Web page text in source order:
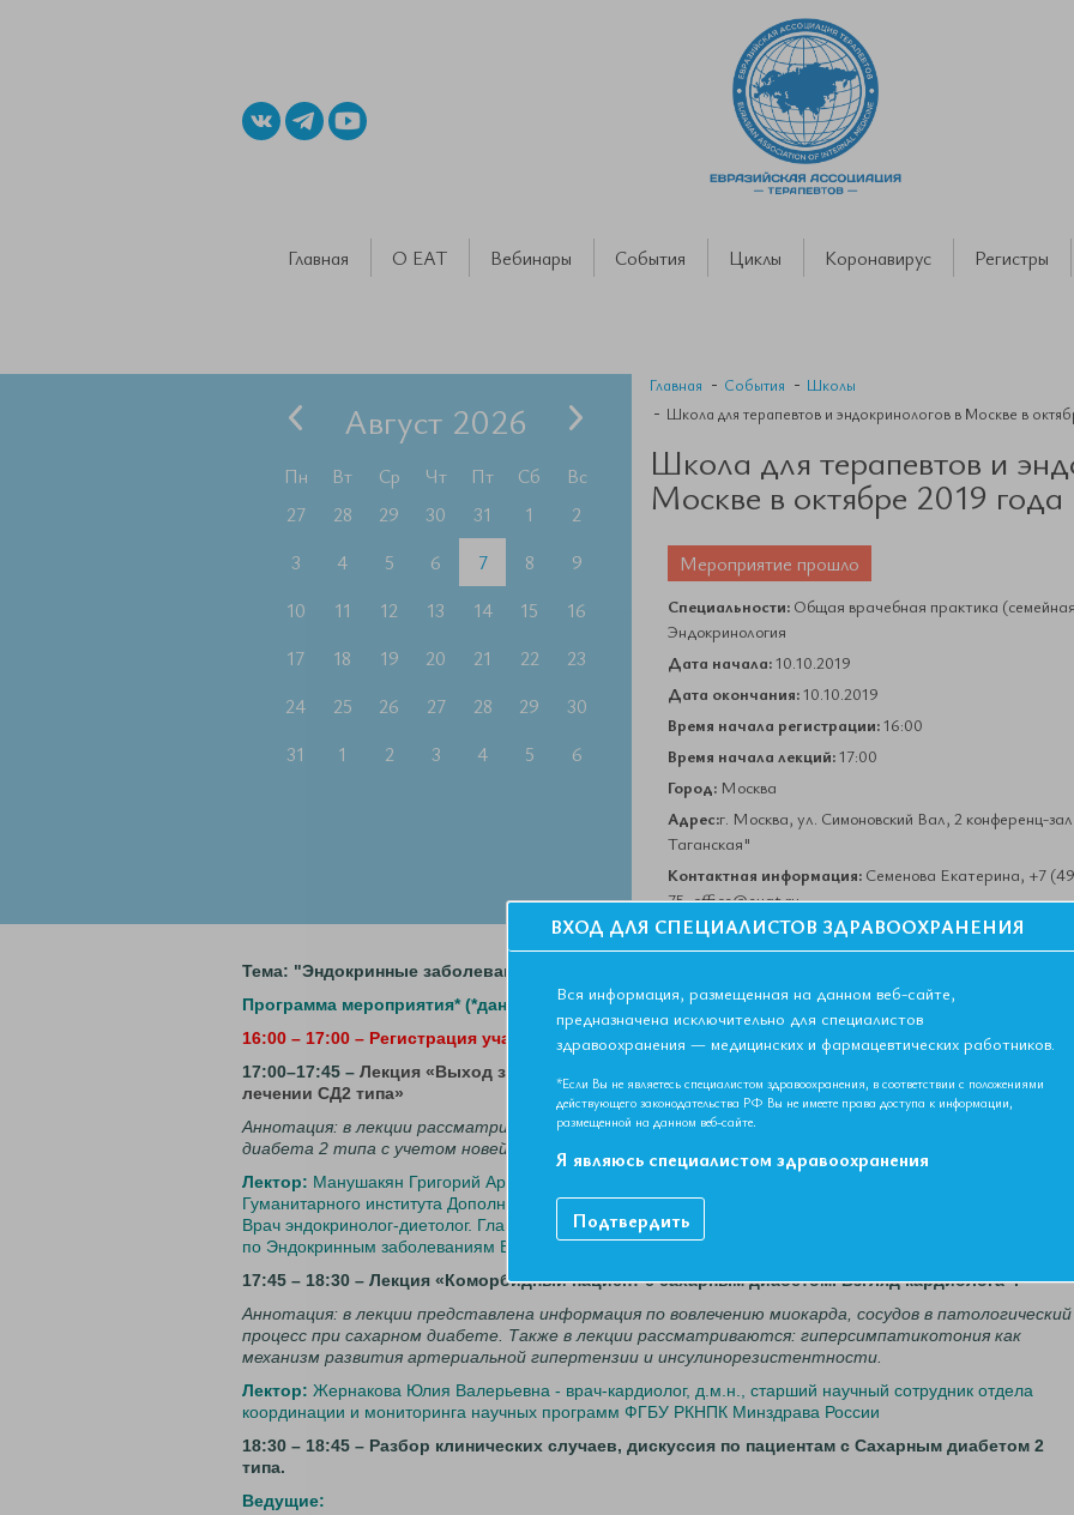
Главная О ЕАТ Вебинары События Циклы Коронавирус Регистры
Август 2026
Пн Вт Ср Чт Пт Сб
Вс
27
28 29 30 31 1
2
3
4 5 6 7 8
9
10
11 12 13 14 15
16
17
18 19 20 21 22
23
24
25 26 27 28 29
30
31
1 2 3 4 5 6
Главная События
Школы
Школа для терапевтов и эндокринологов в Москве в
Школа для терапевтов и
Москве в октябре 2019 года
Мероприятие прошло
Специальности:Общая врачебная практика
Эндокринология
Дата начала:10.10.2019
Дата окончания:10.10.2019
Время начала регистрации:16:00
Время начала лекций:17:00
Город:Москва
Адрес:г. Москва, ул. Симоновский Вал, 2 конференц-
Таганская"
Контактная информация:Семенова Екатерина, +7
75, office@euat.ru
Тема: "Эндокринные заболевания в терапевтической практике”
Программа мероприятия*(*данное мероприятие не обеспечено кредитами НМО):
16:00 – 17:00 – Регистрация участников.
17:00–17:45 – Лекция «Выход за рамки глюкозоцентрической концепции. Новые тренды в
лечении СД2 типа»
Аннотация: в лекции рассматриваются актуальные вопросы диагностики и лечения сахарного
диабета 2 типа с учетом новейших международных алгоритмов и рекомендаций.
Лектор: Манушакян Григорий Арамович - заведующий кафедрой повышения квалификации Медико-
Гуманитарного института Дополнительного Образования. Заведующий терапевтическим отделением.
Врач эндокринолог-диетолог. Главный специалист-эндокринолог “МЕДСИ Premium”,
по Эндокринным заболеваниям ЕАТ.
17:45 – 18:30 – Лекция «Коморбидный пациент с сахарным диабетом. Взгляд кардиолога».
Аннотация: в лекции представлена информация по вовлечению миокарда, сосудов в патологический
процесс при сахарном диабете. Также в лекции рассматриваются: гиперсимпатикотония как
механизм развития артериальной гипертензии и инсулинорезистентности.
Лектор: Жернакова Юлия Валерьевна - врач-кардиолог, д.м.н., старший научный сотрудник отдела
координации и мониторинга научных программ ФГБУ РКНПК Минздрава России
18:30 – 18:45 – Разбор клинических случаев, дискуссия по пациентам с Сахарным диабетом 2
типа.
Ведущие:
ВХОД ДЛЯ СПЕЦИАЛИСТОВ ЗДРАВООХРАНЕНИЯ
Вся информация, размещенная на данном веб-сайте,
предназначена исключительно для специалистов
здравоохранения — медицинских и фармацевтических работников.
*Если Вы не являетесь специалистом здравоохранения, в соответствии с положениями
действующего законодательства РФ Вы не имеете права доступа к информации,
размещенной на данном веб-сайте.
Я являюсь специалистом здравоохранения
Подтвердить